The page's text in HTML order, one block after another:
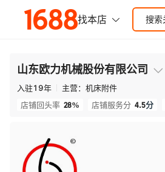
山东欧力机械股份有限公司
入驻19年 主营： 机床附件
店铺回头率 28% 店铺服务分 4.5分